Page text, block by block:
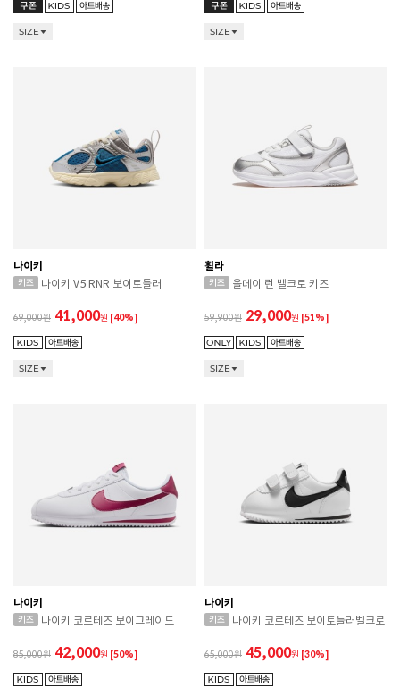
SIZE SIZE
나이키
나이키 V5 RNR 보이토들러
69,000 41,000원 [40%]
SIZE
휠라
올데이 런 벨크로 키즈
59,900 29,000원 [51%]
SIZE
나이키
나이키 코르테즈 보이그레이드
85,000 42,000원 [50%]
나이키
나이키 코르테즈 보이토들러벨크로
65,000 45,000원 [30%]